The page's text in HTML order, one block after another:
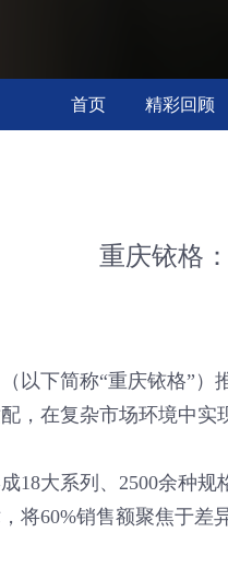
首页 精彩回顾
重庆铱格
以下简称“重庆铱格”）
，在复杂市场环境中实
18大系列、2500余种
将60%销售额聚焦于